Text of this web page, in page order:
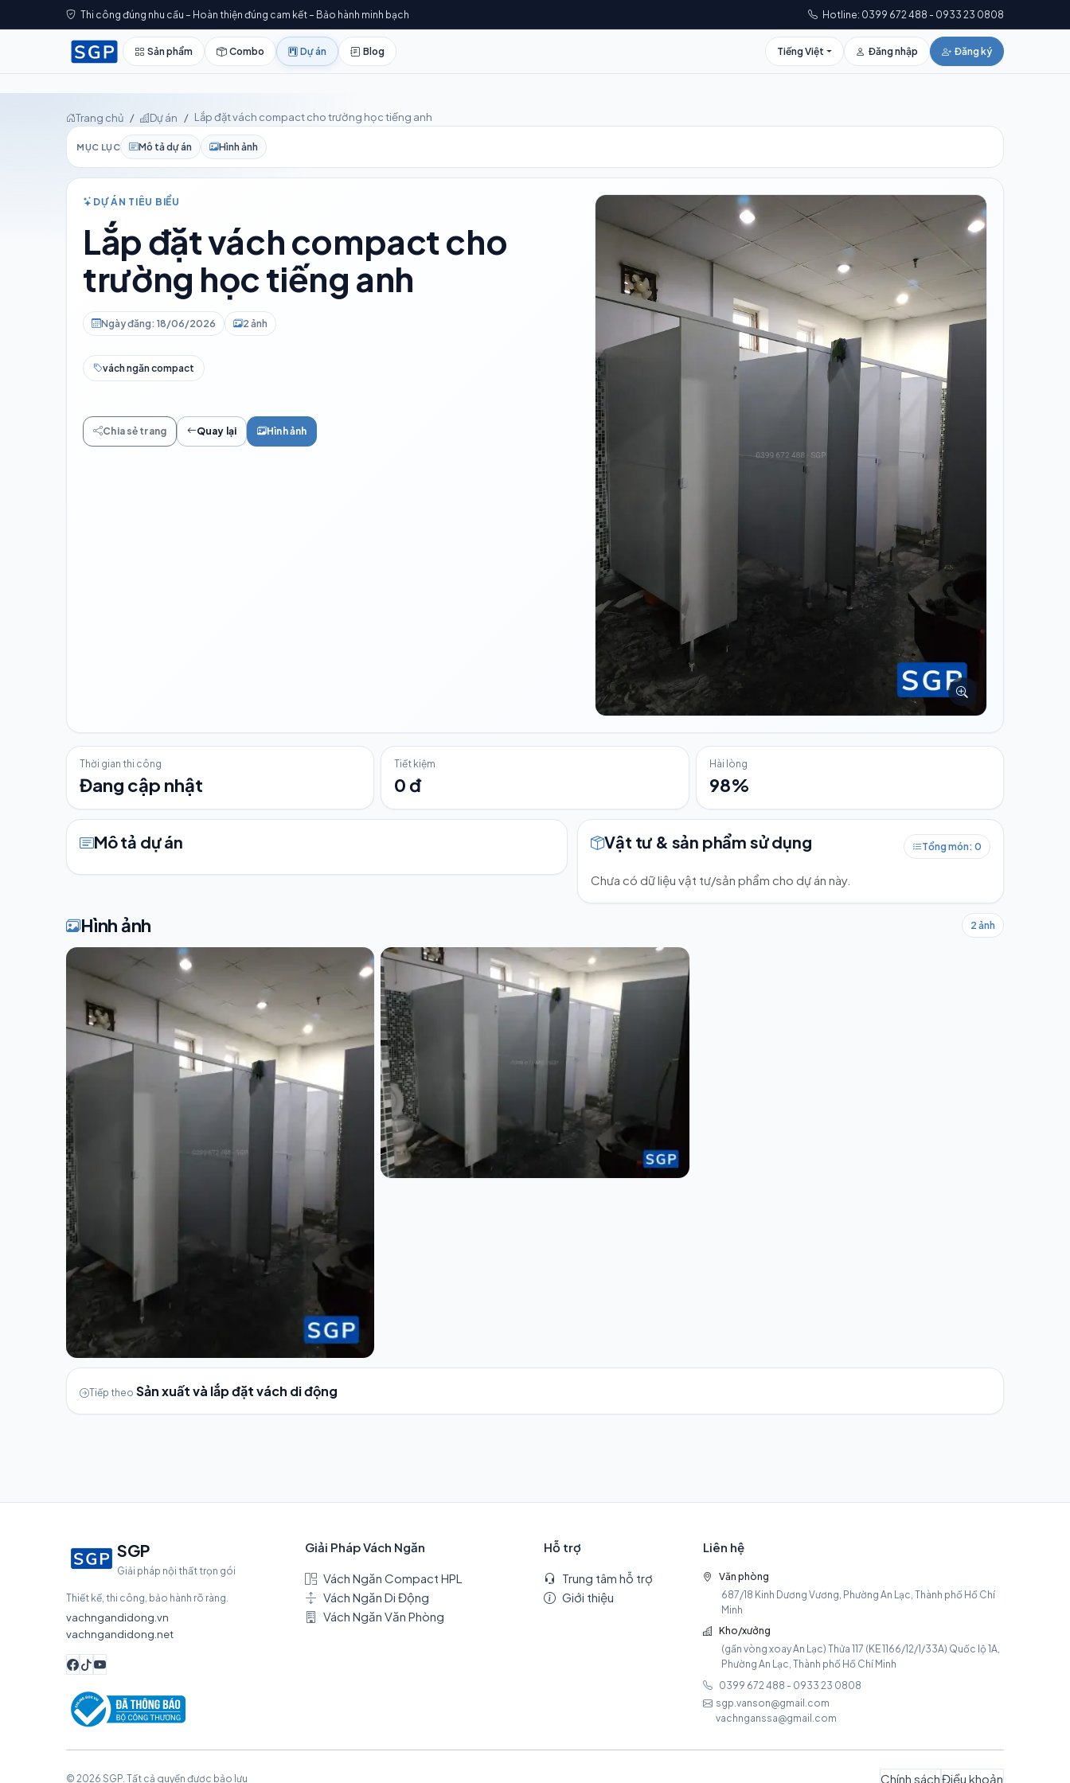
Thi công đúng nhu cầu – Hoàn thiện đúng cam kết – Bảo hành minh bạch Hotline: 0399 672 488 - 0933 23 0808
Sản phẩm Combo Dự án Blog Tiếng Việt Đăng nhập Đăng ký
Trang chủ Dự án Lắp đặt vách compact cho trường học tiếng anh
MỤC LỤC Mô tả dự án Hình ảnh
DỰ ÁN TIÊU BIỂU
Lắp đặt vách compact cho
trường học tiếng anh
Ngày đăng: 18/06/2026 2 ảnh
vách ngăn compact
Chia sẻ trang Quay lại Hình ảnh
Thời gian thi công
Đang cập nhật
Tiết kiệm
0 đ
Hài lòng
98%
Mô tả dự án Vật tư & sản phẩm sử dụng Tổng món: 0
Chưa có dữ liệu vật tư/sản phẩm cho dự án này.
Hình ảnh 2 ảnh
Tiếp theo Sản xuất và lắp đặt vách di động
SGP
Giải pháp nội thất trọn gói
Thiết kế, thi công, bảo hành rõ ràng.
vachngandidong.vn
vachngandidong.net
Giải Pháp Vách Ngăn
Vách Ngăn Compact HPL
Vách Ngăn Di Động
Vách Ngăn Văn Phòng
Hỗ trợ
Trung tâm hỗ trợ
Giới thiệu
Liên hệ
Văn phòng
687/18 Kinh Dương Vương, Phường An Lạc, Thành phố Hồ Chí
Minh
Kho/xưởng
(gần vòng xoay An Lạc) Thửa 117 (KE 1166/12/1/33A) Quốc lộ 1A,
Phường An Lạc, Thành phố Hồ Chí Minh
0399 672 488 - 0933 23 0808
sgp.vanson@gmail.com
vachnganssa@gmail.com
© 2026 SGP. Tất cả quyền được bảo lưu Chính sáchĐiều khoản